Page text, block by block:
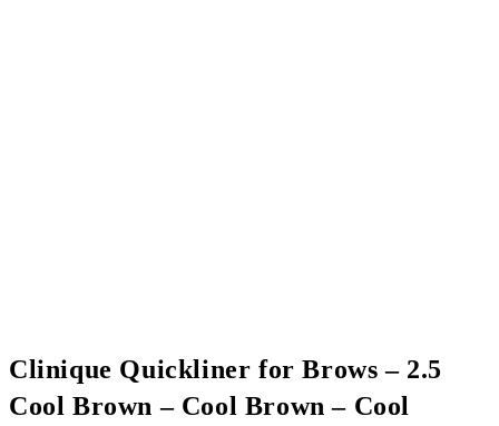
Clinique Quickliner for Brows – 2.5
Cool Brown – Cool Brown – Cool